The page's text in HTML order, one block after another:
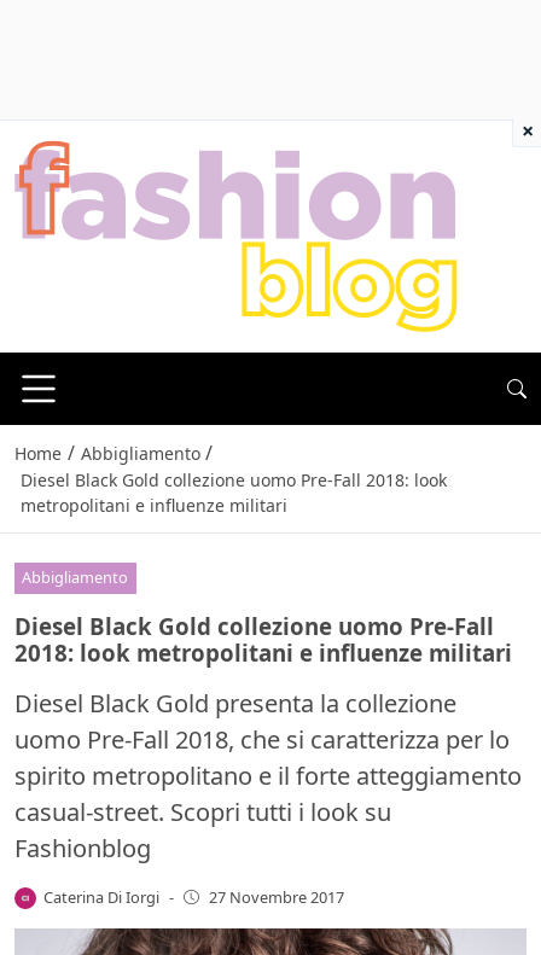
Home / Abbigliamento /
Diesel Black Gold collezione uomo Pre-Fall 2018: look
metropolitani e influenze militari
Abbigliamento
Diesel Black Gold collezione uomo Pre-Fall
2018: look metropolitani e influenze militari
Diesel Black Gold presenta la collezione
uomo Pre-Fall 2018, che si caratterizza per lo
spirito metropolitano e il forte atteggiamento
casual-street. Scopri tutti i look su
Fashionblog
Caterina Di Iorgi - 27 Novembre 2017
×